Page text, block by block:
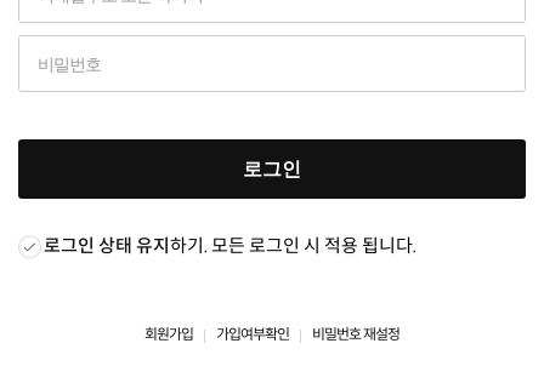
로그인
로그인 상태 유지하기. 모든 로그인 시 적용 됩니다.
회원가입 가입여부확인 비밀번호 재설정